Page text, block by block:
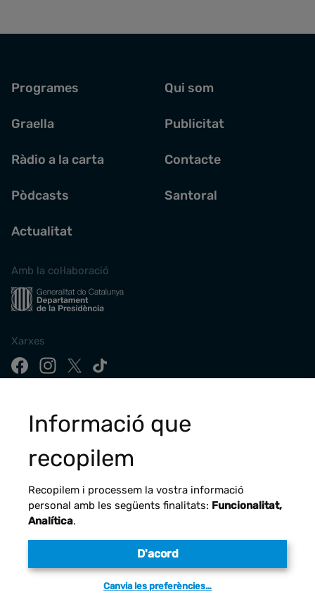
Programes
Graella
Ràdio a la carta
Pòdcasts
Actualitat
Qui som
Publicitat
Contacte
Santoral
Amb la col·laboració
Xarxes
Avís legal
Informació que
recopilem
Recopilem i processem la vostra informació
personal amb les següents finalitats: Funcionalitat,
Analítica.
D'acord
Canvia les preferències…